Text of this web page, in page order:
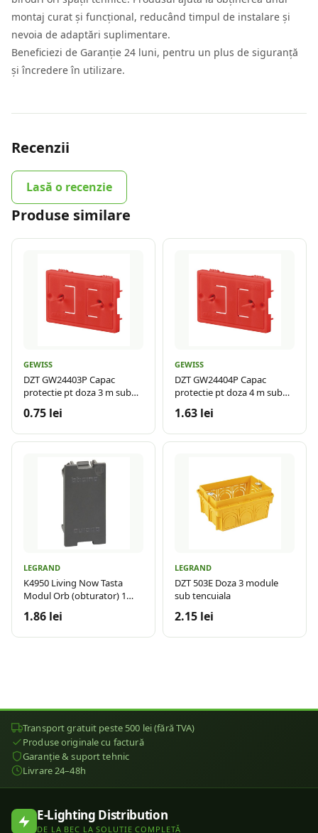
montaj curat și funcțional, reducând timpul de instalare și
nevoia de adaptări suplimentare.
Beneficiezi de Garanție 24 luni, pentru un plus de siguranță
și încredere în utilizare.
Recenzii
Lasă o recenzie
Produse similare
GEWISS
DZT GW24403P Capac
protectie pt doza 3 m sub
0.75 lei
GEWISS
DZT GW24404P Capac
protectie pt doza 4 m sub
1.63 lei
LEGRAND
K4950 Living Now Tasta
Modul Orb (obturator) 1
1.86 lei
LEGRAND
DZT 503E Doza 3 module
sub tencuiala
2.15 lei
Transport gratuit peste 500 lei (fără TVA)
Produse originale cu factură
Garanție & suport tehnic
Livrare 24–48h
E-Lighting Distribution
DE LA BEC LA SOLUȚIE COMPLETĂ